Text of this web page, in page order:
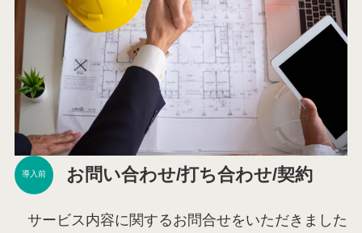
導入前 お問い合わせ/打ち合わせ/契約
サービス内容に関するお問合せをいただきました